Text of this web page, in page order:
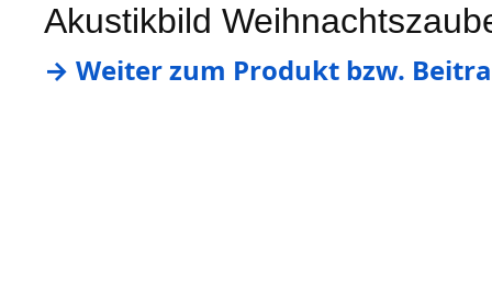
Akustikbild
→ Weiter zum Produkt bzw.